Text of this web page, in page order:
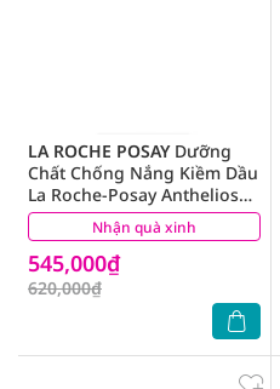
Nhận quà xinh
LA ROCHE POSAYDưỡng
Chất Chống Nắng Kiềm Dầu
La Roche-Posay Anthelios
UVAIR Serum Sunscreen
SPF50 PA++++ 50ml
545,000₫
620,000₫
(1)